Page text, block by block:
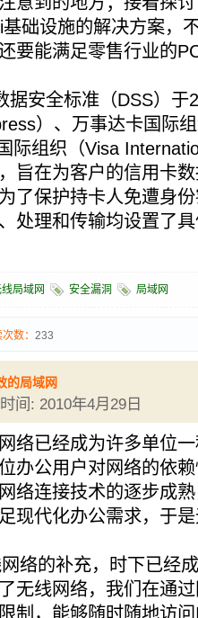
础设施的解决方案，
要能满足零售行业的
据安全标准（DSS）于
）、万事达卡国际
际组织（Visa
旨在为客户的信用卡
了保护持卡人免遭身
处理和传输均设置了
局域网 安全漏洞 局域网
数： 233
的局域网
间: 2010年4月29日
络已经成为许多单位
办公用户对网络的依
络连接技术的逐步成
现代化办公需求，于
络的补充，时下已经
线网络，我们在通过
制，能够随时随地访